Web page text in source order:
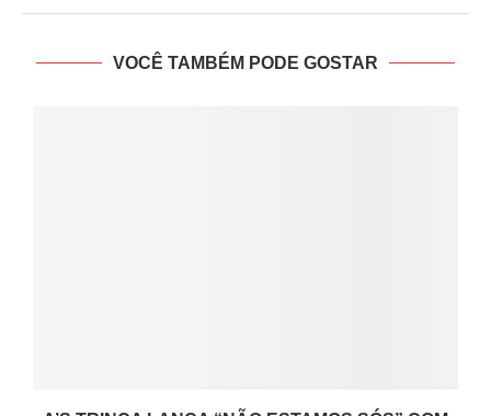
VOCÊ TAMBÉM PODE GOSTAR